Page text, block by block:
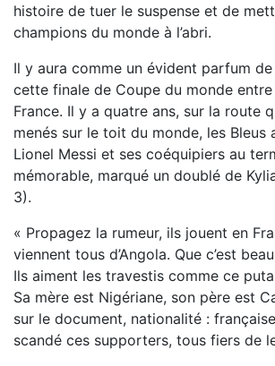
histoire de tuer le suspense et de
champions du monde à l’abri.
Il y aura comme un évident parfum
cette finale de Coupe du monde entre
France. Il y a quatre ans, sur la route
menés sur le toit du monde, les Bleus
Lionel Messi et ses coéquipiers au
mémorable, marqué un doublé de
3).
« Propagez la rumeur, ils jouent en
viennent tous d’Angola. Que c’est
Ils aiment les travestis comme ce
Sa mère est Nigériane, son père est
sur le document, nationalité :
scandé ces supporters, tous fiers de